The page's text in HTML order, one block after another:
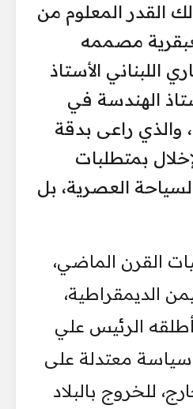
القدر المعلوم من
مصممه
اللبناني الأستاذ
الهندسة في
والذي راعى بدقة
بمتطلبات
العصرية، بل
القرن الماضي،
الديمقراطية،
الرئيس علي
معتدلة على
للخروج بالبلاد